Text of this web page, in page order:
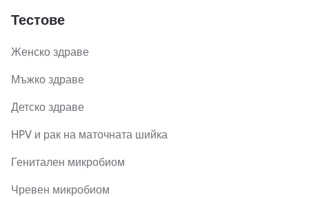
Тестове
Женско здраве
Мъжко здраве
Детско здраве
HPV и рак на маточната шийка
Генитален микробиом
Чревен микробиом